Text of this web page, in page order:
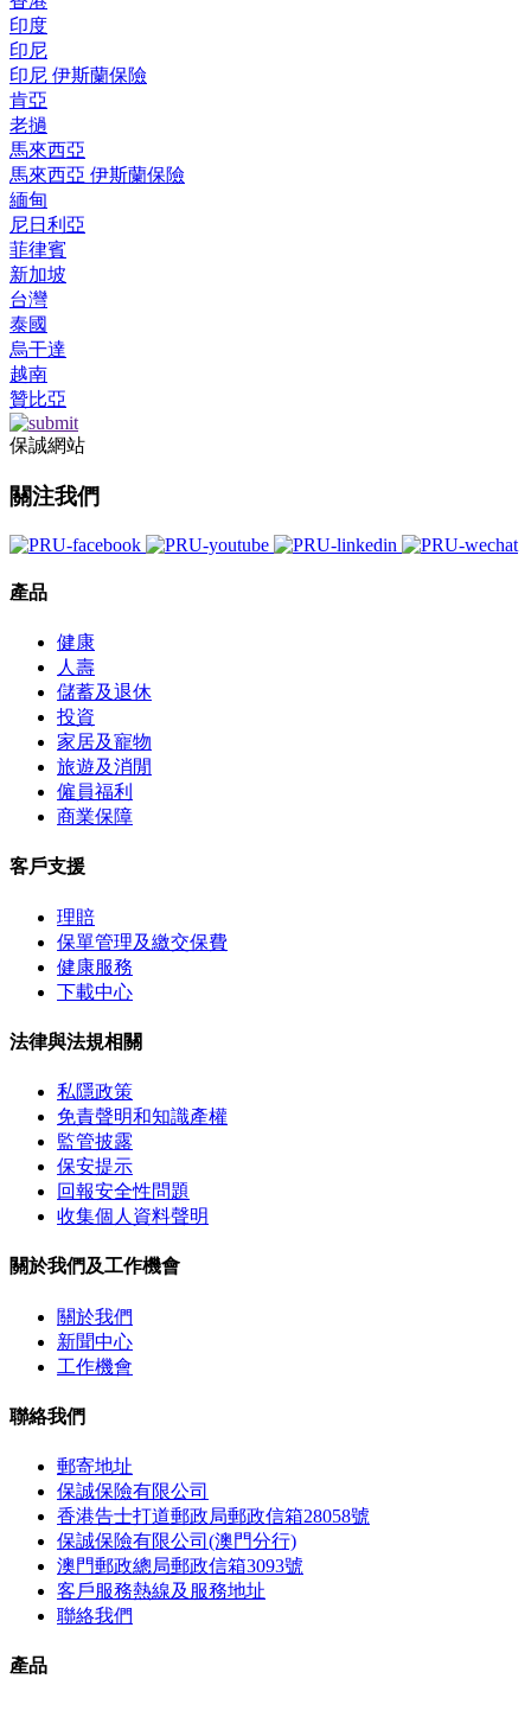
印度
印尼
印尼 伊斯蘭保險
肯亞
老撾
馬來西亞
馬來西亞 伊斯蘭保險
緬甸
尼日利亞
菲律賓
新加坡
台灣
泰國
烏干達
越南
贊比亞
保誠網站
關注我們
產品
健康
人壽
儲蓄及退休
投資
家居及寵物
旅遊及消閒
僱員福利
商業保障
客戶支援
理賠
保單管理及繳交保費
健康服務
下載中心
法律與法規相關
私隱政策
免責聲明和知識產權
監管披露
保安提示
回報安全性問題
收集個人資料聲明
關於我們及工作機會
關於我們
新聞中心
工作機會
聯絡我們
郵寄地址
保誠保險有限公司
香港告士打道郵政局郵政信箱28058號
保誠保險有限公司(澳門分行)
澳門郵政總局郵政信箱3093號
客戶服務熱線及服務地址
聯絡我們
產品